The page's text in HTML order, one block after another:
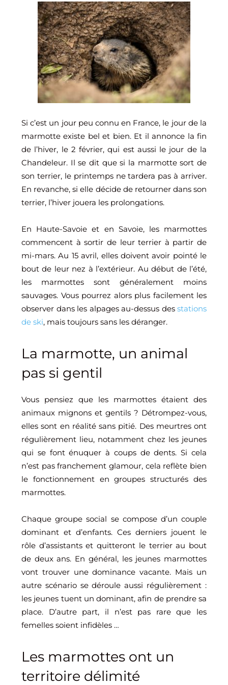
Si c’est un jour peu connu en France, le jour de la
marmotte existe bel et bien. Et il annonce la fin
de l’hiver, le 2 février, qui est aussi le jour de la
Chandeleur. Il se dit que si la marmotte sort de
son terrier, le printemps ne tardera pas à arriver.
En revanche, si elle décide de retourner dans son
terrier, l’hiver jouera les prolongations.
En Haute-Savoie et en Savoie, les marmottes
commencent à sortir de leur terrier à partir de
mi-mars. Au 15 avril, elles doivent avoir pointé le
bout de leur nez à l’extérieur. Au début de l’été,
les marmottes sont généralement moins
sauvages. Vous pourrez alors plus facilement les
observer dans les alpages au-dessus des stations
de ski, mais toujours sans les déranger.
La marmotte, un animal
pas si gentil
Vous pensiez que les marmottes étaient des
animaux mignons et gentils ? Détrompez-vous,
elles sont en réalité sans pitié. Des meurtres ont
régulièrement lieu, notamment chez les jeunes
qui se font énuquer à coups de dents. Si cela
n’est pas franchement glamour, cela reflète bien
le fonctionnement en groupes structurés des
marmottes.
Chaque groupe social se compose d’un couple
dominant et d’enfants. Ces derniers jouent le
rôle d’assistants et quitteront le terrier au bout
de deux ans. En général, les jeunes marmottes
vont trouver une dominance vacante. Mais un
autre scénario se déroule aussi régulièrement :
les jeunes tuent un dominant, afin de prendre sa
place. D’autre part, il n’est pas rare que les
femelles soient infidèles …
Les marmottes ont un
territoire délimité